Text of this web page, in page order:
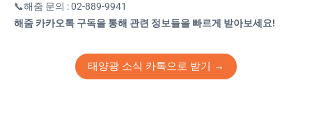
📞해줌 문의 : 02-889-9941
해줌 카카오톡 구독을 통해 관련 정보들을 빠르게 받아보세요!
태양광 소식 카톡으로 받기 →